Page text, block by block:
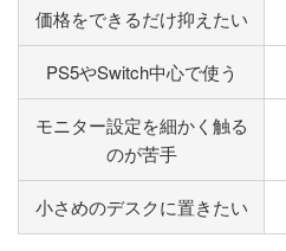
価格をできるだけ抑えたい
PS5やSwitch中心で使う
モニター設定を細かく触る
のが苦手
小さめのデスクに置きたい